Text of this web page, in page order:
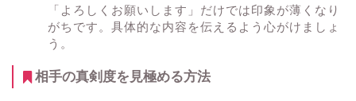
「よろしくお願いします」だけでは印象が薄くなり
がちです。具体的な内容を伝えるよう心がけましょ
う。
相手の真剣度を見極める方法